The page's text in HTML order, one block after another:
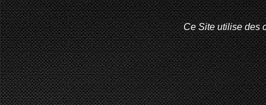
Ce Site utilise des